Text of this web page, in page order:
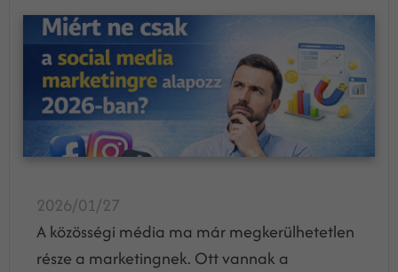
2026/01/27
A közösségi média ma már megkerülhetetlen
része a marketingnek. Ott vannak a